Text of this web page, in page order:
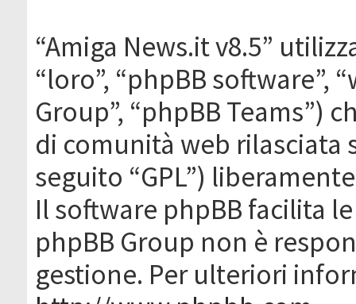
“Amiga News.it v8.5”
“loro”, “phpBB software”,
Group”, “phpBB Teams”)
di comunità web rilasciata
seguito “GPL”)
Il software phpBB facilita
phpBB Group non è
gestione. Per ulteriori